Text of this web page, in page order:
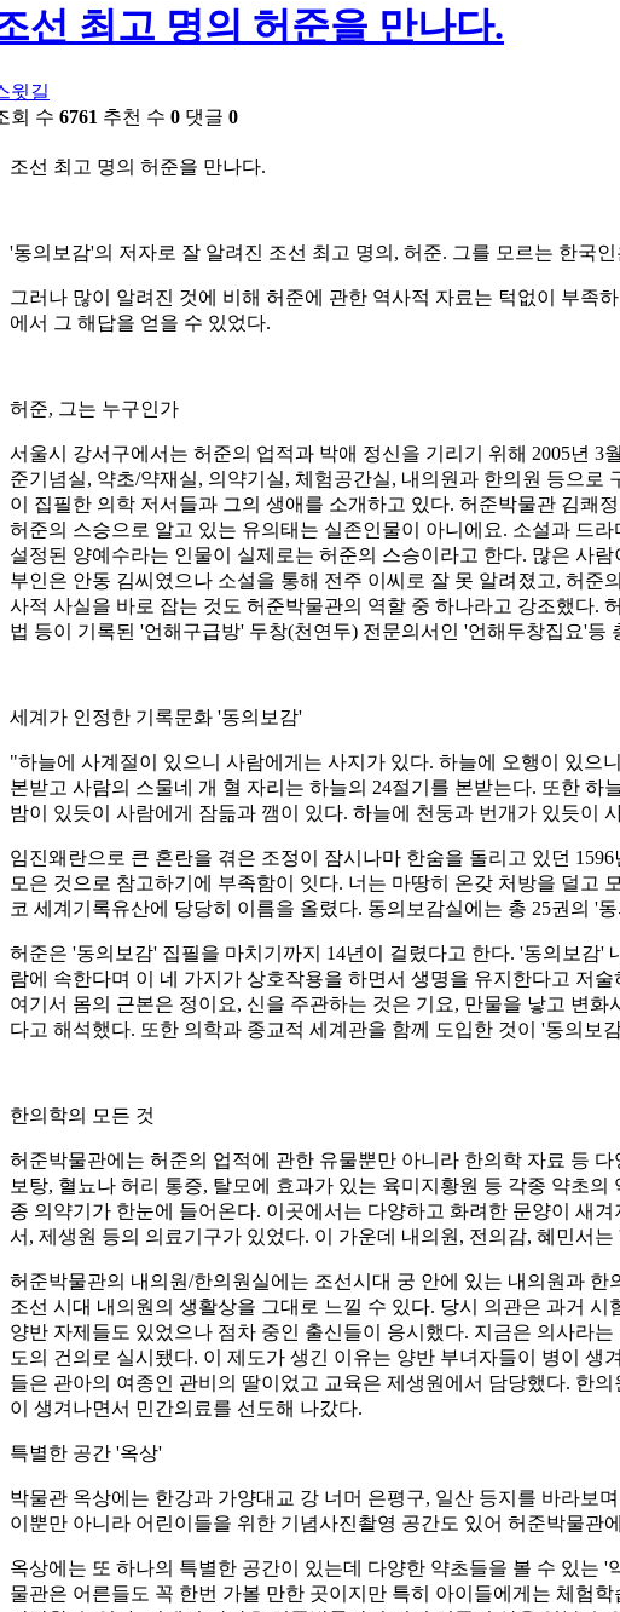
선 최고 명의 허준을 만나다.
윗길
회 수 6761 추천 수 0 댓글 0
조선 최고 명의 허준을 만나다.
'동의보감'의 저자로 잘 알려진 조선 최고 명의 , 허준. 그를 모르는 한국
그러나 많이 알려진 것에 비해 허준에 관한 역사적 자료는 턱없이 부족
에서 그 해답을 얻을 수 있었다.
허준, 그는 누구인가
서울시 강서구에서는 허준의 업적과 박애 정신을 기리기 위해 2005년 3월
준기념실, 약초/약재실, 의약기실, 체험공간실, 내의원과 한의원 등으로
이 집필한 의학 저서들과 그의 생애를 소개하고 있다. 허준박물관 김쾌
허준의 스승으로 알고 있는 유의태는 실존인물이 아니에요. 소설과 드
설정된 양예수라는 인물이 실제로는 허준의 스승이라고 한다. 많은 사람
부인은 안동 김씨였으나 소설을 통해 전주 이씨로 잘 못 알려졌고, 허준
사적 사실을 바로 잡는 것도 허준박물관의 역할 중 하나라고 강조했다.
법 등이 기록된 '언해구급방' 두창(천연두) 전문의서인 '언해두창집요'등
세계가 인정한 기록문화 '동의보감'
"하늘에 사계절이 있으니 사람에게는 사지가 있다. 하늘에 오행이 있으
본받고 사람의 스물네 개 혈 자리는 하늘의 24절기를 본받는다. 또한 하
밤이 있듯이 사람에게 잠듦과 깸이 있다. 하늘에 천둥과 번개가 있듯이
임진왜란으로 큰 혼란을 겪은 조정이 잠시나마 한숨을 돌리고 있던 1596
모은 것으로 참고하기에 부족함이 잇다. 너는 마땅히 온갖 처방을 덜고
코 세계기록유산에 당당히 이름을 올렸다. 동의보감실에는 총 25권의 '
허준은 '동의보감' 집필을 마치기까지 14년이 걸렸다고 한다. '동의보감'
람에 속한다며 이 네 가지가 상호작용을 하면서 생명을 유지한다고 저술
여기서 몸의 근본은 정이요, 신을 주관하는 것은 기요, 만물을 낳고 변화
다고 해석했다. 또한 의학과 종교적 세계관을 함께 도입한 것이 '동의보
한의학의 모든 것
허준박물관에는 허준의 업적에 관한 유물뿐만 아니라 한의학 자료 등
보탕, 혈뇨나 허리 통증, 탈모에 효과가 있는 육미지황원 등 각종 약초의
종 의약기가 한눈에 들어온다. 이곳에서는 다양하고 화려한 문양이 새
서 , 제생원 등의 의료기구가 있었다. 이 가운데 내의원 , 전의감, 혜민서는
허준박물관의 내의원/한의원실에는 조선시대 궁 안에 있는 내의원과
조선 시대 내의원의 생활상을 그대로 느낄 수 있다. 당시 의관은 과거 시
양반 자제들도 있었으나 점차 중인 출신들이 응시했다. 지금은 의사라
도의 건의로 실시됐다. 이 제도가 생긴 이유는 양반 부녀자들이 병이 생
들은 관아의 여종인 관비의 딸이었고 교육은 제생원에서 담당했다. 한의
이 생겨나면서 민간의료를 선도해 나갔다.
특별한 공간 '옥상'
박물관 옥상에는 한강과 가양대교 강 너머 은평구, 일산 등지를 바라보
이뿐만 아니라 어린이들을 위한 기념사진촬영 공간도 있어 허준박물관
옥상에는 또 하나의 특별한 공간이 있는데 다양한 약초들을 볼 수 있는 '
물관은 어른들도 꼭 한번 가볼 만한 곳이지만 특히 아이들에게는 체험